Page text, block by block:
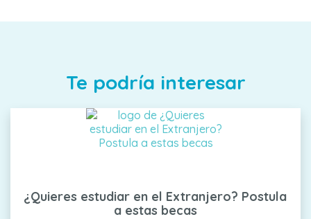
Te podría interesar
¿Quieres estudiar en el Extranjero? Postula
a estas becas